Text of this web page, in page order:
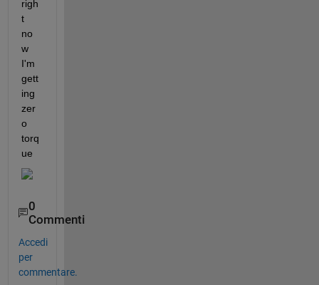
righ
t
no
w
I'm
gett
ing
zer
o
torq
ue
0
Commenti
Accedi
per
commentare.